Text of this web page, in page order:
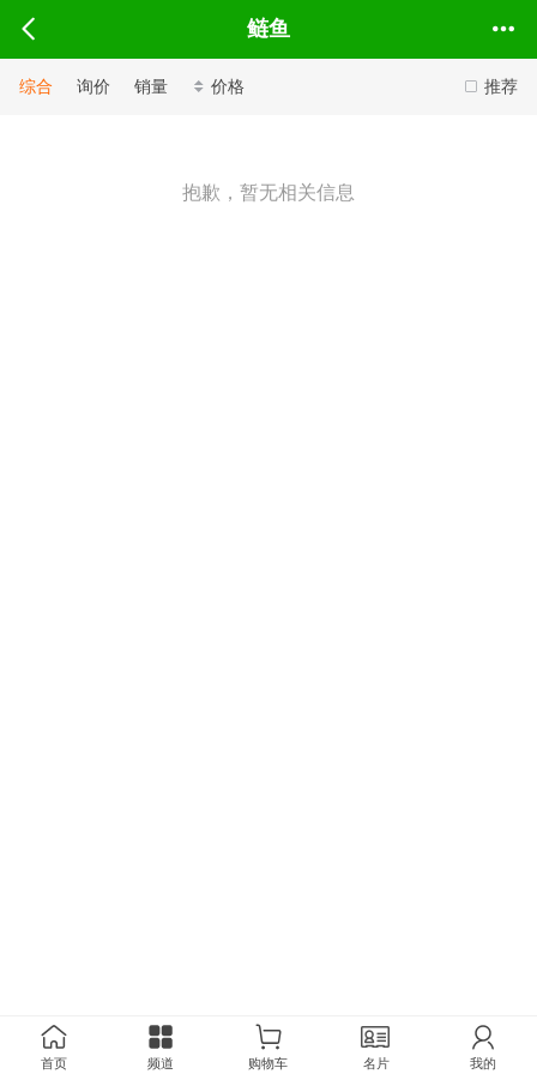
鲢鱼
推荐
综合 询价 销量 价格
抱歉，暂无相关信息
首页 频道 购物车 名片 我的